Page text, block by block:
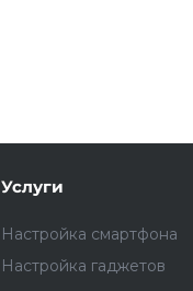
Услуги
Настройка смартфона
Настройка гаджетов